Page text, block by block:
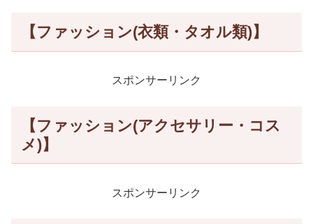
【ファッション(衣類・タオル類)】
スポンサーリンク
【ファッション(アクセサリー・コス
メ)】
スポンサーリンク